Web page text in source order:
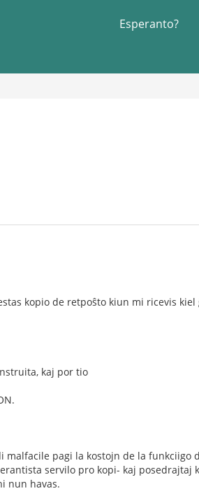
Esperanto?
kopio de retpoŝto kiun mi ricevis
kaj por tio
malfacile pagi la kostojn de la
servilo pro kopi- kaj posedrajtaj
nun havas.